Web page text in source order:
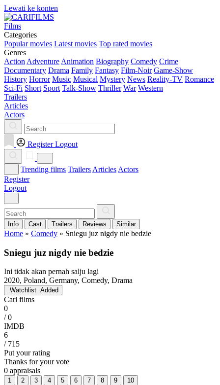
Lewati ke konten
Films
Categories
Popular movies Latest movies Top rated movies
Genres
Action Adventure Animation Biography Comedy Crime
Documentary Drama Family Fantasy Film-Noir Game-Show
History Horror Music Musical Mystery News Reality-TV Romance
Sci-Fi Short Sport Talk-Show Thriller War Western
Trailers
Articles
Actors
Register Logout
Trending films Trailers Articles Actors
Register
Logout
Info Cast Trailers Reviews Similar
Home » Comedy » Sniegu juz nigdy nie bedzie
Sniegu juz nigdy nie bedzie
Ini tidak akan pernah salju lagi
2020, Poland, Germany, Comedy, Drama
Watchlist Added
Cari films
0
/ 0
IMDB
6
/ 715
Put your rating
Thanks for your vote
0 appraisals
1 2 3 4 5 6 7 8 9 10